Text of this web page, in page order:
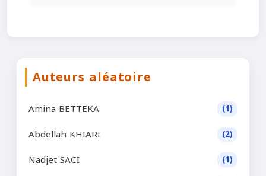
Auteurs aléatoire
Amina BETTEKA (1)
Abdellah KHIARI (2)
Nadjet SACI (1)